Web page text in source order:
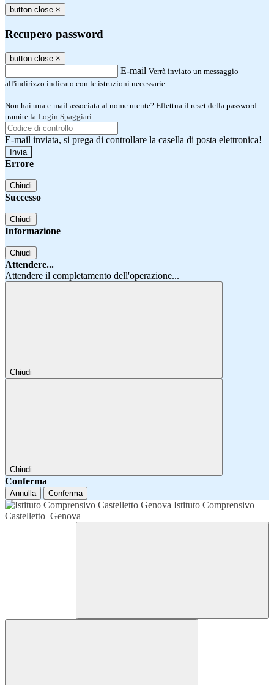
button close ×
Recupero password
button close ×
E-mail Verrà inviato un messaggio
all'indirizzo indicato con le istruzioni necessarie.
Non hai una e-mail associata al nome utente? Effettua il reset della password
tramite la Login Spaggiari
E-mail inviata, si prega di controllare la casella di posta elettronica!
Errore
Chiudi
Successo
Chiudi
Informazione
Chiudi
Attendere...
Attendere il completamento dell'operazione...
Chiudi
Chiudi
Conferma
Annulla Conferma
Istituto Comprensivo
Castelletto Genova